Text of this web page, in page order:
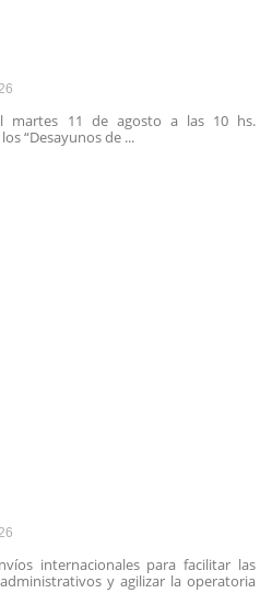
martes 11 de agosto a las 10 hs.
“Desayunos de ...
internacionales para facilitar las
y agilizar la operatoria